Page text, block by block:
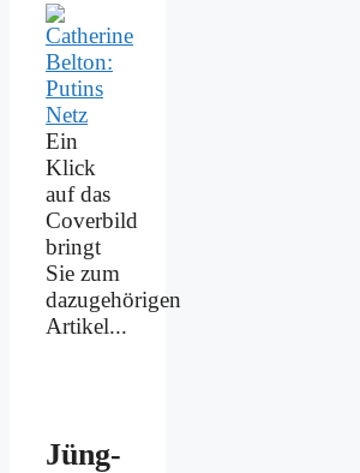
Ein
Klick
auf das
Coverbild
bringt
Sie zum
dazugehörigen
Artikel...
Jüng­